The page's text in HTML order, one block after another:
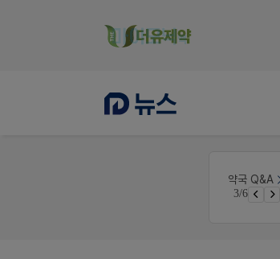
약국 Q&A
3/6
경단녀요건중 근로스득원천징수액